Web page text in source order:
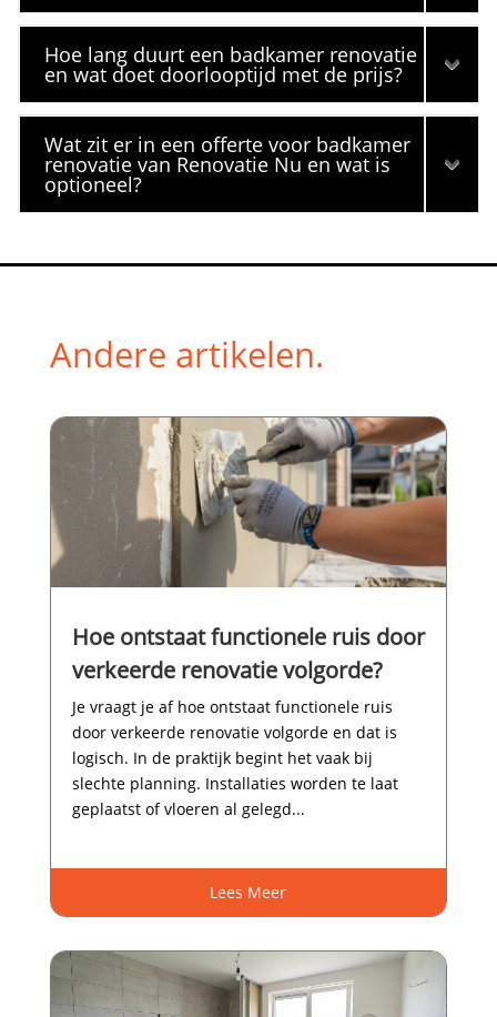
Hoe lang duurt een badkamer renovatie
en wat doet doorlooptijd met de prijs?
Wat zit er in een offerte voor badkamer
renovatie van Renovatie Nu en wat is
optioneel?
Andere artikelen.
Hoe ontstaat functionele ruis door
verkeerde renovatie volgorde?
Je vraagt je af hoe ontstaat functionele ruis
door verkeerde renovatie volgorde en dat is
logisch.​ In de praktijk begint het vaak bij
slechte planning.​ Installaties worden te laat
geplaatst of vloeren al gelegd...
Lees Meer